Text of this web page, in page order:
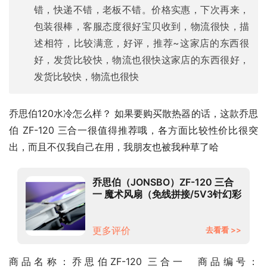
错，快递不错，老板不错。价格实惠，下次再来，
包装很棒，客服态度很好宝贝收到，物流很快，描
述相符，比较满意，好评，推荐~这家店的东西很
好，发货比较快，物流也很快这家店的东西很好，
发货比较快，物流也很快
乔思伯120水冷怎么样？ 如果要购买散热器的话，这款乔思
伯 ZF-120 三合一很值得推荐哦，各方面比较性价比很突
出，而且不仅我自己在用，我朋友也被我种草了哈
乔思伯（JONSBO）ZF-120 三合
一 魔术风扇（免线拼接/5V3针幻彩
更多评价
去看看 >>
商品名称：乔思伯ZF-120 三合一  商品编号：